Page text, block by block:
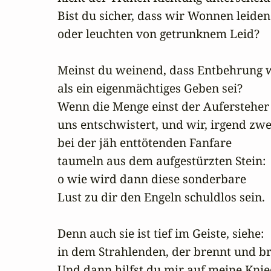
Bist du sicher, dass wir Wonnen leiden
oder leuchten von getrunknem Leid?
Meinst du weinend, dass Entbehrung
als ein eigenmächtiges Geben sei?
Wenn die Menge einst der Aufersteher
uns entschwistert, und wir, irgend
bei der jäh enttötenden Fanfare
taumeln aus dem aufgestürzten Stein:
o wie wird dann diese sonderbare
Lust zu dir den Engeln schuldlos sein.
Denn auch sie ist tief im Geiste, siehe:
in dem Strahlenden, der brennt und